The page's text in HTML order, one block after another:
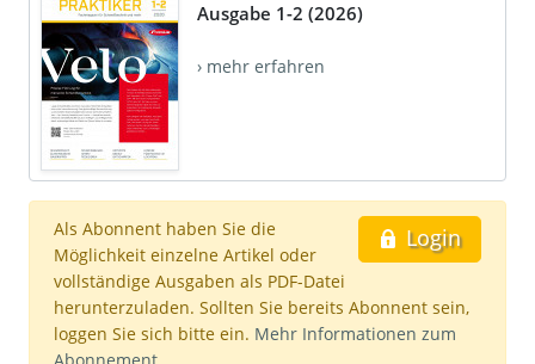
Ausgabe 1-2 (2026)
› mehr erfahren
Login
Als Abonnent haben Sie die
Möglichkeit einzelne Artikel oder
vollständige Ausgaben als PDF-Datei
herunterzuladen. Sollten Sie bereits Abonnent sein,
loggen Sie sich bitte ein. Mehr Informationen zum